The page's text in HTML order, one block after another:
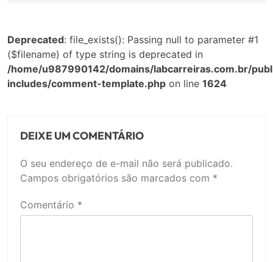
Deprecated: file_exists(): Passing null to parameter #1
($filename) of type string is deprecated in
/home/u987990142/domains/labcarreiras.com.br/
includes/comment-template.php on line 1624
DEIXE UM COMENTÁRIO
O seu endereço de e-mail não será publicado.
Campos obrigatórios são marcados com *
Comentário *